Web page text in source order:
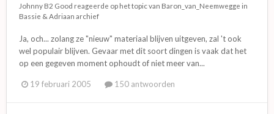
Johnny B2 Good reageerde op het topic van Baron_van_Neemwegge in
Bassie & Adriaan archief
Ja, och... zolang ze "nieuw" materiaal blijven uitgeven, zal 't ook
wel populair blijven. Gevaar met dit soort dingen is vaak dat het
op een gegeven moment ophoudt of niet meer van...
19 februari 2005 150 antwoorden